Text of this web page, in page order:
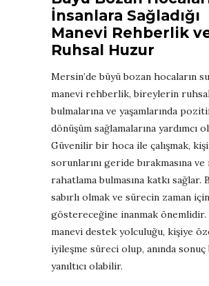
İnsanlara Sağladığı
Manevi Rehberlik
Ruhsal Huzur
Mersin’de büyü bozan hocaların
manevi rehberlik, bireylerin
bulmalarına ve yaşamlarında
dönüşüm sağlamalarına yardımcı
Güvenilir bir hoca ile çalışmak,
sorunlarını geride bırakmasına
rahatlama bulmasına katkı sağlar.
sabırlı olmak ve sürecin zaman
göstereceğine inanmak önemlidir.
manevi destek yolculuğu, kişiye
iyileşme süreci olup, anında
yanıltıcı olabilir.